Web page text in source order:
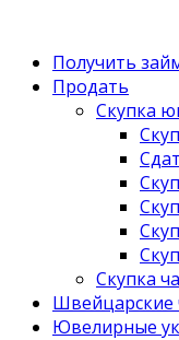
Получить
Продать
Скупка
Скупка
Швейцарские
Ювелирные